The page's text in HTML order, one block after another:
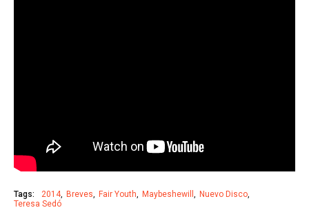
Tags: 2014 Breves Fair Youth Maybeshewill
Nuevo Disco
Teresa Sedó